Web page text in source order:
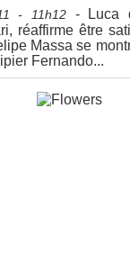
- 11h12 - Luca
réaffirme être
Massa se
Fernando...